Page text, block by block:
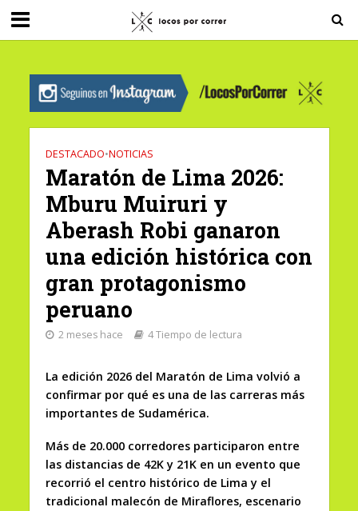
G-0X2PD3RFLV
DESTACADO•NOTICIAS
Maratón de Lima 2026:
Mburu Muiruri y
Aberash Robi ganaron
una edición histórica con
gran protagonismo
peruano
2 meses hace 4 Tiempo de lectura
La edición 2026 del Maratón de Lima volvió a
confirmar por qué es una de las carreras más
importantes de Sudamérica.
Más de 20.000 corredores participaron entre
las distancias de 42K y 21K en un evento que
recorrió el centro histórico de Lima y el
tradicional malecón de Miraflores, escenario